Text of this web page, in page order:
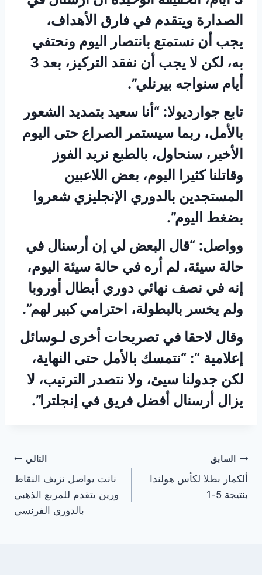
الصدارة ويتقدم في فارق الأهداف،
يجب أن نستمتع بانتصار اليوم ونحتفي
به، لكن لا يجب أن نفقد التركيز، بعد 3
أيام سنواجه بيرنلي”.
تابع جوارديولا: “أنا سعيد بتمديد الشعور
بالأمل، ربما سيستمر الصراع حتى اليوم
الأخير، سنحاول، بالطبع نريد الفوز
وقاتلنا كثيرا اليوم، بعض اللاعبين
المستجدين بالدوري الإنجليزي شعروا
بضغط اليوم”.
وواصل: “قال البعض لي إن أرسنال في
حالة سيئة، لم أره في حالة سيئة اليوم،
إنه في نصف نهائي دوري أبطال أوروبا
ولم يخسر بالبطولة، احترامي كبير لهم”.
وقال لاحقا في تصريحات أخرى لـوسائل
إعلامية “: “نتمسك بالأمل حتى النهاية،
لكن جدولنا سيئ، ولا نتصدر الترتيب، لا
يزال أرسنال أفضل فريق في إنجلترا”.
تصفّح
المقالات
السابق
ألكمار بطلا لكأس هولندا
بنتيجة 5-1
التالي
نانت يواصل نزيف النقاط
ورين يتقدم للمربع الذهبي
بالدوري الفرنسي